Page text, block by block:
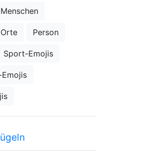
Menschen
Orte Person
Sport-Emojis